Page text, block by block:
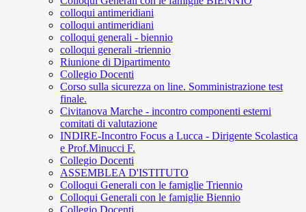
colloqui antimeridiani
colloqui antimeridiani
colloqui generali - biennio
colloqui generali -triennio
Riunione di Dipartimento
Collegio Docenti
Corso sulla sicurezza on line. Somministrazione test
finale.
Civitanova Marche - incontro componenti esterni
comitati di valutazione
INDIRE-Incontro Focus a Lucca - Dirigente Scolastica
e Prof.Minucci F.
Collegio Docenti
ASSEMBLEA D'ISTITUTO
Colloqui Generali con le famiglie Triennio
Colloqui Generali con le famiglie Biennio